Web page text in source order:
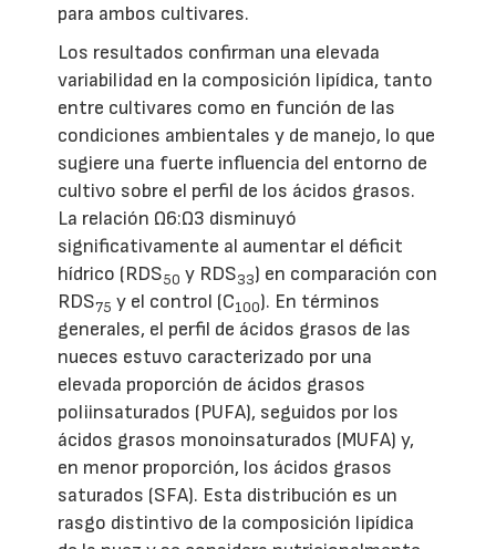
para ambos cultivares.
Los resultados confirman una elevada
variabilidad en la composición lipídica, tanto
entre cultivares como en función de las
condiciones ambientales y de manejo, lo que
sugiere una fuerte influencia del entorno de
cultivo sobre el perfil de los ácidos grasos.
La relación Ω6:Ω3 disminuyó
significativamente al aumentar el déficit
hídrico (RDS50 y RDS33) en comparación con
RDS75 y el control (C100). En términos
generales, el perfil de ácidos grasos de las
nueces estuvo caracterizado por una
elevada proporción de ácidos grasos
poliinsaturados (PUFA), seguidos por los
ácidos grasos monoinsaturados (MUFA) y,
en menor proporción, los ácidos grasos
saturados (SFA). Esta distribución es un
rasgo distintivo de la composición lipídica